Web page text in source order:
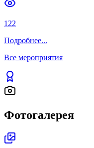
122
Подробнее...
Все мероприятия
Фотогалерея